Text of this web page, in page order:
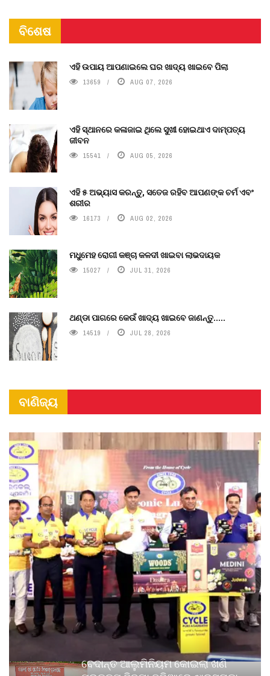
ବିଶେଷ
ଏହି ଉପାୟ ଆପଣାଇଲେ ଘର ଖାଦ୍ୟ ଖାଇବେ ପିଲା
13659 AUG 07, 2026
ଏହି ସ୍ଥାନରେ କଳାଜାଇ ଥିଲେ ସୁଖୀ ହୋଇଥାଏ ଦାମ୍ପତ୍ୟ
ଜୀବନ
15541 AUG 05, 2026
ଏହି ୫ ଅଭ୍ୟାସ କରନ୍ତୁ, ସତେଜ ରହିବ ଆପଣଙ୍କ ଚର୍ମ ଏବଂ
ଶରୀର
16173 AUG 02, 2026
ମଧୁମେହ ରୋଗୀ କଞ୍ଚା କଳଦୀ ଖାଇବା ଲାଭଦାୟକ
15027 JUL 31, 2026
ଥଣ୍ଡା ପାଗରେ କେଉଁ ଖାଦ୍ୟ ଖାଇବେ ଜାଣନ୍ତୁ.....
14519 JUL 28, 2026
ବାଣିଜ୍ୟ
ବେଦାନ୍ତ ଆଲୁମିନିୟମ କୋଇଲା ଖଣି